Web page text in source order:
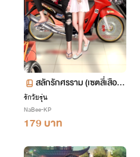
สลักรักศรราม (เซตสี่เสือสิ้
นลาย)
รักวัยรุ่น
NaBee-KP
179 บาท